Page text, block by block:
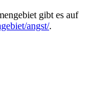
gibt es auf
angst/.